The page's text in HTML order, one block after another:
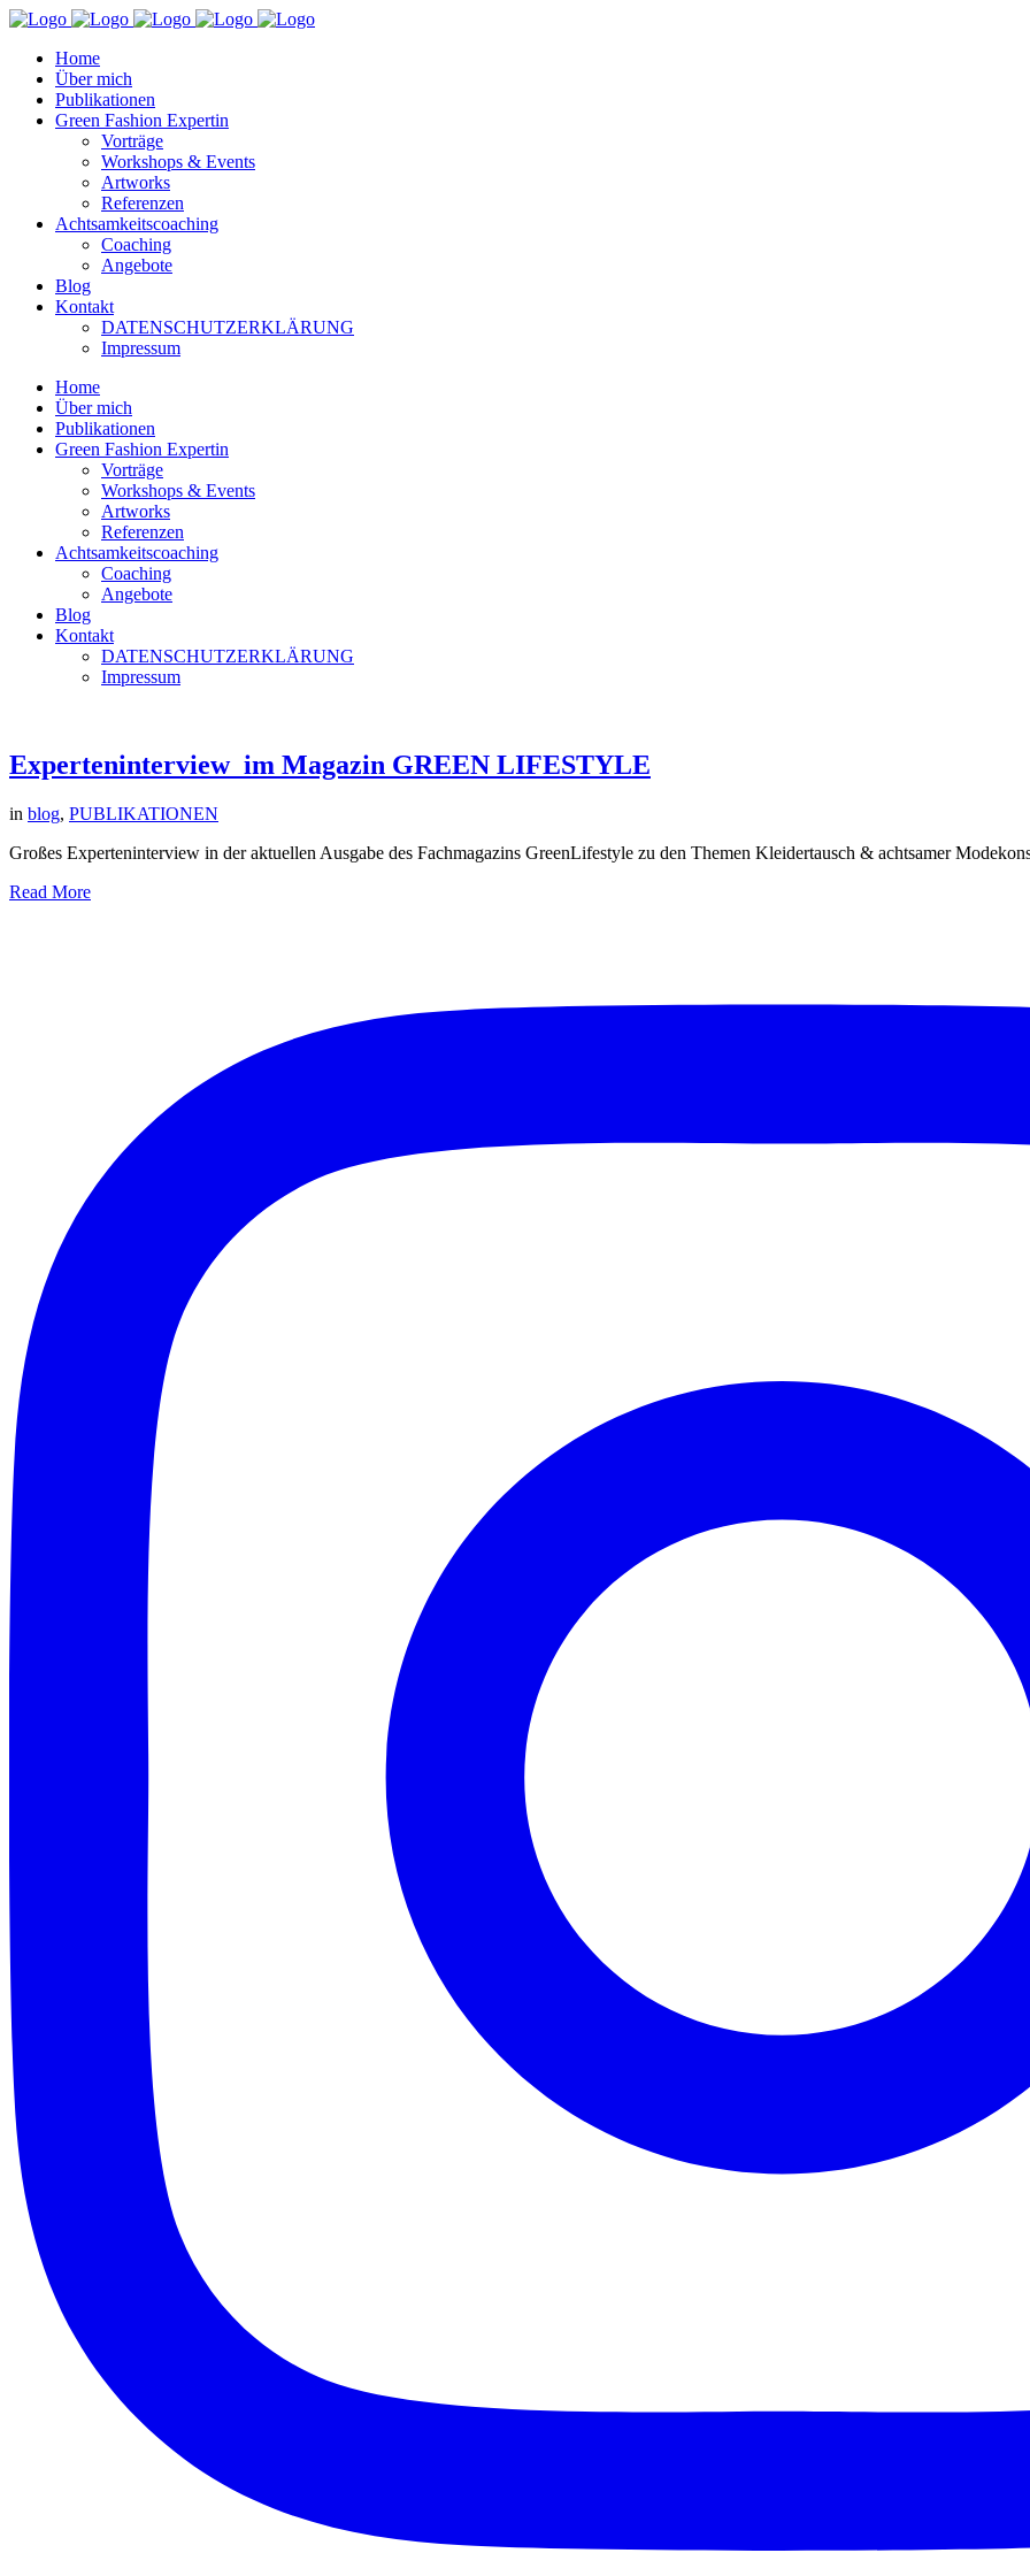
Home
Über mich
Publikationen
Green Fashion Expertin
Vorträge
Workshops & Events
Artworks
Referenzen
Achtsamkeitscoaching
Coaching
Angebote
Blog
Kontakt
DATENSCHUTZERKLÄRUNG
Impressum
Home
Über mich
Publikationen
Green Fashion Expertin
Vorträge
Workshops & Events
Artworks
Referenzen
Achtsamkeitscoaching
Coaching
Angebote
Blog
Kontakt
DATENSCHUTZERKLÄRUNG
Impressum
Experteninterview_im Magazin GREEN LIFESTYLE
in blog, PUBLIKATIONEN
Großes Experteninterview in der aktuellen Ausgabe des Fachmagazins GreenLifestyle zu den Themen Kleidertausch & achtsamer
Read More